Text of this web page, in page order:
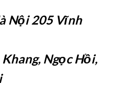
Nội 205 Vĩnh
Ngọc Hồi,